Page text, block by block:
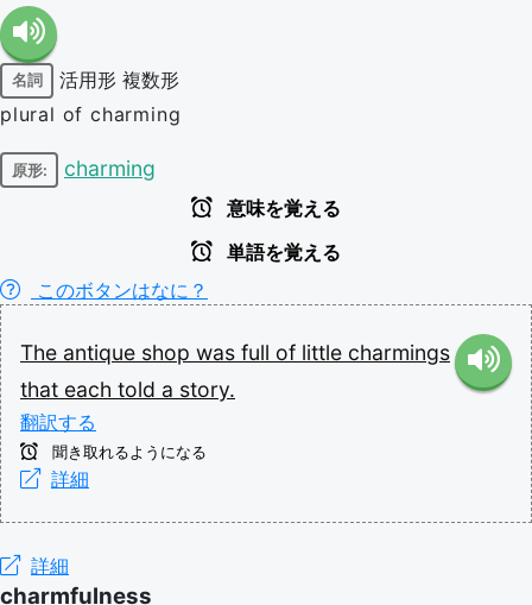
名詞 活用形 複数形
plural of charming
原形: charming
意味を覚える
単語を覚える
このボタンはなに？
The antique shop was full of little charmings
that each told a story.
翻訳する
聞き取れるようになる
詳細
詳細
charmfulness